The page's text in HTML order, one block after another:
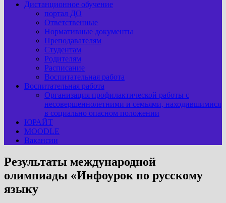
Дистанционное обучение
портал ДО
Ответственные
Нормативные документы
Преподавателям
Студентам
Родителям
Расписание
Воспитательная работа
Воспитательная работа
Организация профилактической работы с
несовершеннолетними и семьями, находившимися
в социально опасном положении
ЮРАЙТ
MOODLE
Вакансии
Результаты международной
олимпиады «Инфоурок по русскому
языку